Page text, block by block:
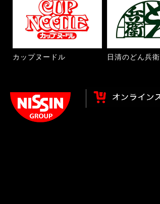
カップヌードル 日清のどん兵衛